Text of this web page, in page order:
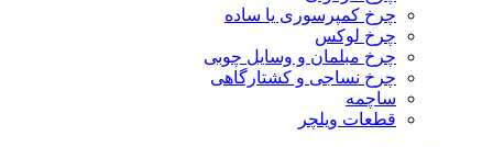
چرخ کمپرسوری یا ساده
چرخ لوکس
چرخ مبلمان و وسایل چوبی
چرخ نساجی و کشتارگاهی
ساچمه
قطعات ویلچر